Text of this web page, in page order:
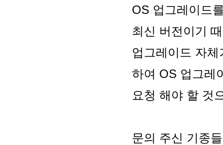
OS 업그레이드
최신 버전이기
업그레이드 자
하여 OS 업그레
요청 해야 할 것
문의 주신 기종